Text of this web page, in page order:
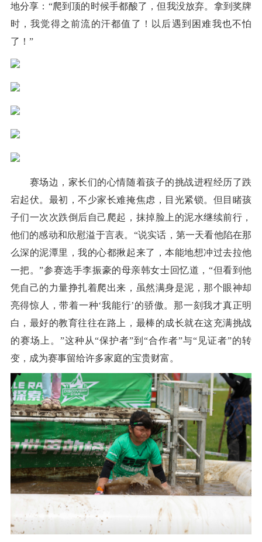
地分享：“爬到顶的时候手都酸了，但我没放弃。拿到奖牌
时，我觉得之前流的汗都值了！以后遇到困难我也不怕
了！”
赛场边，家长们的心情随着孩子的挑战进程经历了跌
宕起伏。最初，不少家长难掩焦虑，目光紧锁。但目睹孩
子们一次次跌倒后自己爬起，抹掉脸上的泥水继续前行，
他们的感动和欣慰溢于言表。“说实话，第一天看他陷在那
么深的泥潭里，我的心都揪起来了，本能地想冲过去拉他
一把。”参赛选手李振豪的母亲韩女士回忆道，“但看到他
凭自己的力量挣扎着爬出来，虽然满身是泥，那个眼神却
亮得惊人，带着一种‘我能行’的骄傲。那一刻我才真正明
白，最好的教育往往在路上，最棒的成长就在这充满挑战
的赛场上。”这种从“保护者”到“合作者”与“见证者”的转
变，成为赛事留给许多家庭的宝贵财富。